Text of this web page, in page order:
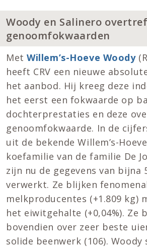
Woody en Salinero
genoomfokwaarden
MetWillem’s-Hoeve Woody
heeft CRV een nieuwe
het aanbod. Hij kreeg deze
het eerst een fokwaarde op
dochterprestaties en deze
genoomfokwaarde. In de
uit de bekende Willem’s-
koefamilie van de familie De
zijn nu de gegevens van bijna
verwerkt. Ze blijken
melkproducentes (+1.809 kg)
het eiwitgehalte (+0,04%). Ze
bovendien over zeer beste
solide beenwerk (106). Woody